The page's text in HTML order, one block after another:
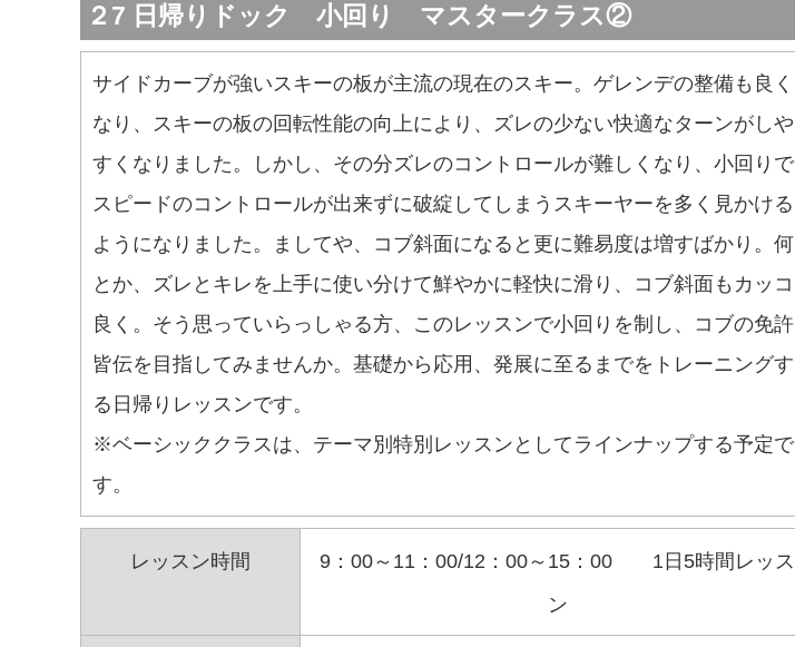
２7 日帰りドック 小回り マスタークラス②
サイドカーブが強いスキーの板が主流の現在のスキー。ゲレンデの整備も良く
なり、スキーの板の回転性能の向上により、ズレの少ない快適なターンがしや
すくなりました。しかし、その分ズレのコントロールが難しくなり、小回りで
スピードのコントロールが出来ずに破綻してしまうスキーヤーを多く見かける
ようになりました。ましてや、コブ斜面になると更に難易度は増すばかり。何
とか、ズレとキレを上手に使い分けて鮮やかに軽快に滑り、コブ斜面もカッコ
良く。そう思っていらっしゃる方、このレッスンで小回りを制し、コブの免許
皆伝を目指してみませんか。基礎から応用、発展に至るまでをトレーニングす
る日帰りレッスンです。
※ベーシッククラスは、テーマ別特別レッスンとしてラインナップする予定で
す。
レッスン時間
9：00～11：00/12：00～15：00 1日5時間レッス
ン